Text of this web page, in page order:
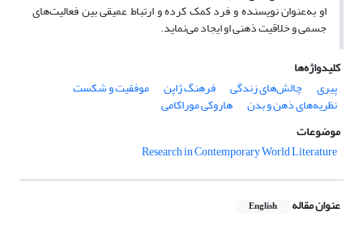
او به‌عنوان نویسنده و فرد کمک کرده و ارتباط عمیقی بین فعالیت‌های
جسمی و خلاقیت ذهنی او ایجاد می‌نماید.
کلیدواژه‌ها
پیری
چالش‌های زندگی فرهنگ ژاپن موفقیت و شکست
نظریه‌های ذهن و بدن
هاروکی موراکامی
موضوعات
Research in Contemporary World Literature
عنوان مقاله English